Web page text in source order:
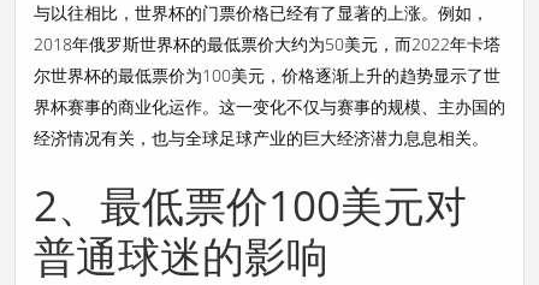
与以往相比，世界杯的门票价格已经有了显著的上涨。例如，
2018年俄罗斯世界杯的最低票价大约为50美元，而2022年卡塔
尔世界杯的最低票价为100美元，价格逐渐上升的趋势显示了世
界杯赛事的商业化运作。这一变化不仅与赛事的规模、主办国的
经济情况有关，也与全球足球产业的巨大经济潜力息息相关。
2、最低票价100美元对
普通球迷的影响